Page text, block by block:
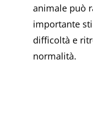
animale può
importante
difficoltà e
normalità.